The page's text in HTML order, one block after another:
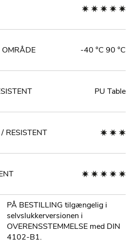
-40 °C 90 °C
PU Table
RESISTENT
PÅ BESTILLING tilgængelig i
selvslukkerversionen i
OVERENSSTEMMELSE med DIN
4102-B1.